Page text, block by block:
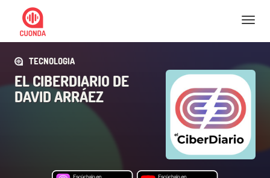
Nav
TECNOLOGIA
EL CIBERDIARIO DE
DAVID ARRÁEZ